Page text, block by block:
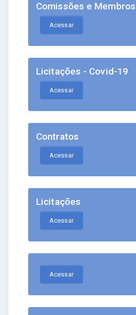
Comissões e Membros
Acessar
Licitações - Covid-19
Acessar
Contratos
Acessar
Licitações
Acessar
Acessar